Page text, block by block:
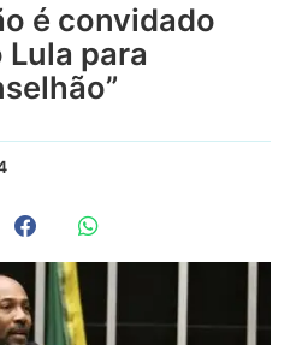
é convidado
para